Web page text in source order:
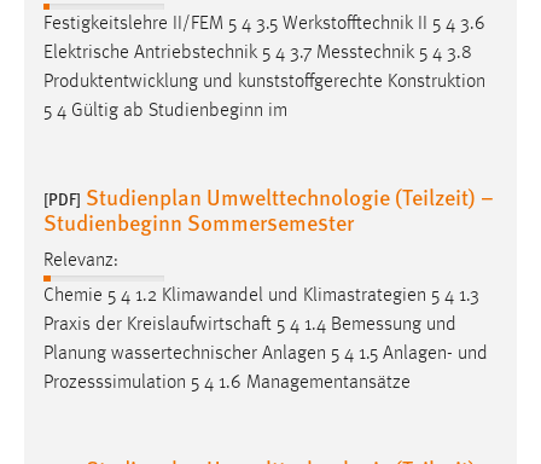
Festigkeitslehre II/FEM 5 4 3.5 Werkstofftechnik II 5 4 3.6
Elektrische Antriebstechnik 5 4 3.7 Messtechnik 5 4 3.8
Produktentwicklung und kunststoffgerechte Konstruktion
5 4 Gültig ab Studienbeginn im
[PDF] Studienplan Umwelttechnologie (Teilzeit) –
Studienbeginn Sommersemester
Relevanz:
Chemie 5 4 1.2 Klimawandel und Klimastrategien 5 4 1.3
Praxis der Kreislaufwirtschaft 5 4 1.4 Bemessung und
Planung wassertechnischer Anlagen 5 4 1.5 Anlagen- und
Prozesssimulation 5 4 1.6 Managementansätze